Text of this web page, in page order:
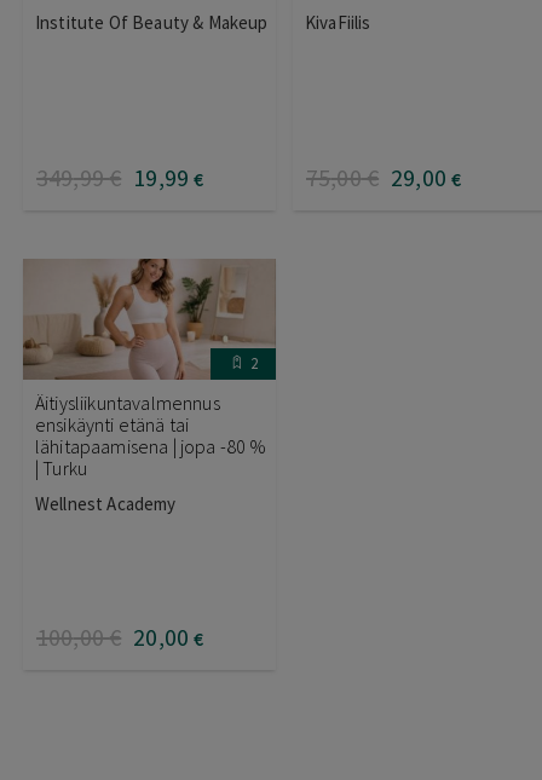
Institute Of Beauty & Makeup
349,99€ 19,99 €
KivaFiilis
75,00€ 29,00 €
2
Äitiysliikuntavalmennus
ensikäynti etänä tai
lähitapaamisena | jopa -80 %
| Turku
Wellnest Academy
100,00€ 20,00 €